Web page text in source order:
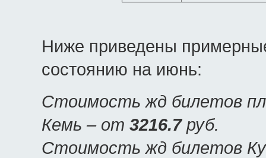
Ниже приведены
состоянию на июнь:
Стоимость жд билетов
Кемь – от 3216.7руб.
Стоимость жд билетов